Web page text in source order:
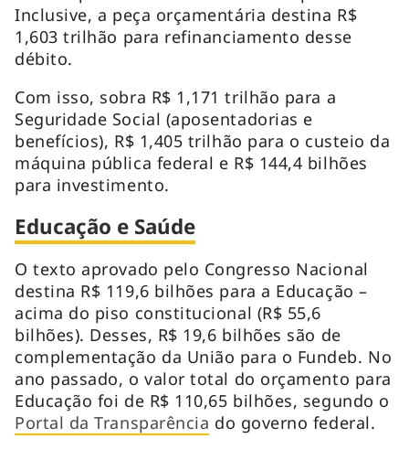
Inclusive, a peça orçamentária destina R$
1,603 trilhão para refinanciamento desse
débito.
Com isso, sobra R$ 1,171 trilhão para a
Seguridade Social (aposentadorias e
benefícios), R$ 1,405 trilhão para o custeio da
máquina pública federal e R$ 144,4 bilhões
para investimento.
Educação e Saúde
O texto aprovado pelo Congresso Nacional
destina R$ 119,6 bilhões para a Educação –
acima do piso constitucional (R$ 55,6
bilhões). Desses, R$ 19,6 bilhões são de
complementação da União para o Fundeb. No
ano passado, o valor total do orçamento para
Educação foi de R$ 110,65 bilhões, segundo o
Portal da Transparência do governo federal.